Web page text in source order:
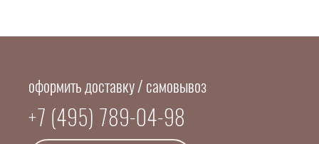
оформить доставку / самовывоз
+7 (495) 789-04-98